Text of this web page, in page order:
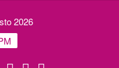
2026